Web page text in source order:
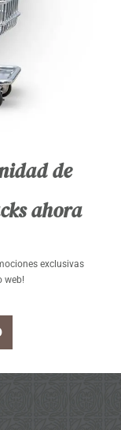
de
ahora
exclusivas
web!